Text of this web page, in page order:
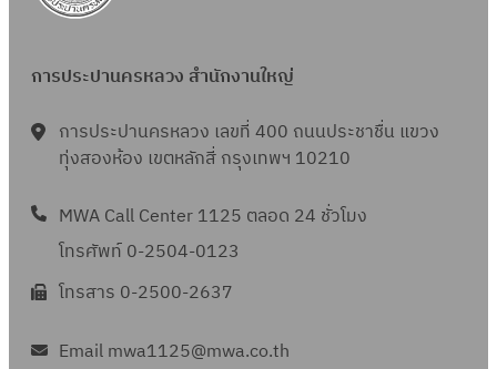
การประปานครหลวง สำนักงานใหญ่
การประปานครหลวง เลขที่ 400 ถนนประชาชื่น แขวง
ทุ่งสองห้อง เขตหลักสี่ กรุงเทพฯ 10210
MWA Call Center 1125 ตลอด 24 ชั่วโมง
โทรศัพท์ 0-2504-0123
โทรสาร 0-2500-2637
Email mwa1125@mwa.co.th